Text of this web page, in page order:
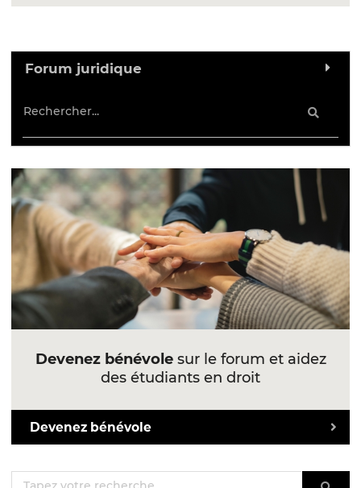
Forum juridique
Devenez bénévolesur le forum et aidez
des étudiants en droit
Devenez bénévole